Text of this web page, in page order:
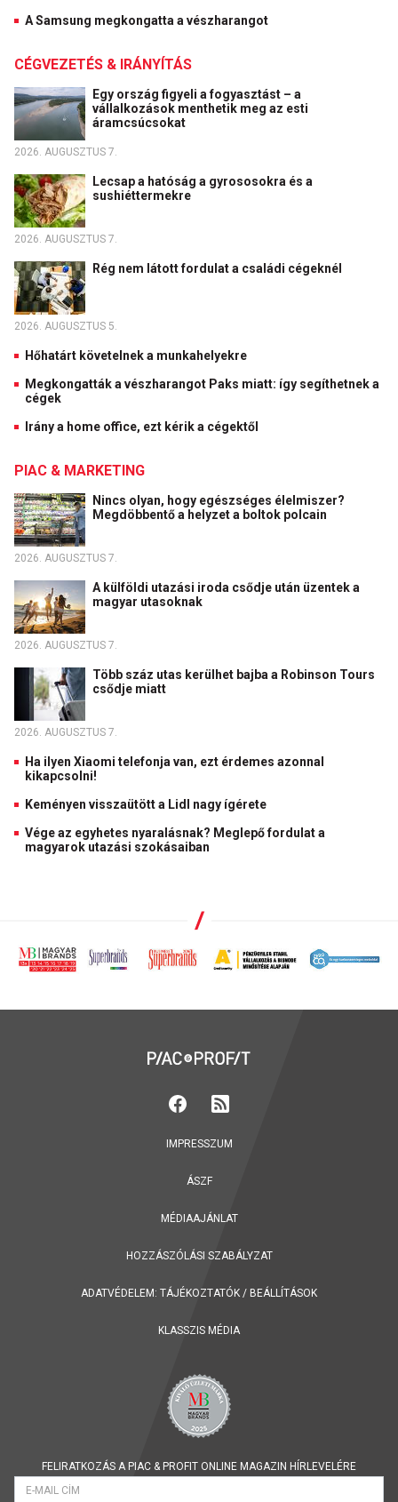
A Samsung megkongatta a vészharangot
CÉGVEZETÉS & IRÁNYÍTÁS
Egy ország figyeli a fogyasztást – a
vállalkozások menthetik meg az esti
áramcsúcsokat
2026. AUGUSZTUS 7.
Lecsap a hatóság a gyrososokra és a
sushiéttermekre
2026. AUGUSZTUS 7.
Rég nem látott fordulat a családi cégeknél
2026. AUGUSZTUS 5.
Hőhatárt követelnek a munkahelyekre
Megkongatták a vészharangot Paks miatt: így segíthetnek a
cégek
Irány a home office, ezt kérik a cégektől
PIAC & MARKETING
Nincs olyan, hogy egészséges élelmiszer?
Megdöbbentő a helyzet a boltok polcain
2026. AUGUSZTUS 7.
A külföldi utazási iroda csődje után üzentek a
magyar utasoknak
2026. AUGUSZTUS 7.
Több száz utas kerülhet bajba a Robinson Tours
csődje miatt
2026. AUGUSZTUS 7.
Ha ilyen Xiaomi telefonja van, ezt érdemes azonnal
kikapcsolni!
Keményen visszaütött a Lidl nagy ígérete
Vége az egyhetes nyaralásnak? Meglepő fordulat a
magyarok utazási szokásaiban
IMPRESSZUM
ÁSZF
MÉDIAAJÁNLAT
HOZZÁSZÓLÁSI SZABÁLYZAT
ADATVÉDELEM: TÁJÉKOZTATÓK / BEÁLLÍTÁSOK
KLASSZIS MÉDIA
FELIRATKOZÁS A PIAC & PROFIT ONLINE MAGAZIN HÍRLEVELÉRE